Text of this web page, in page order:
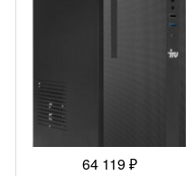
64 119₽